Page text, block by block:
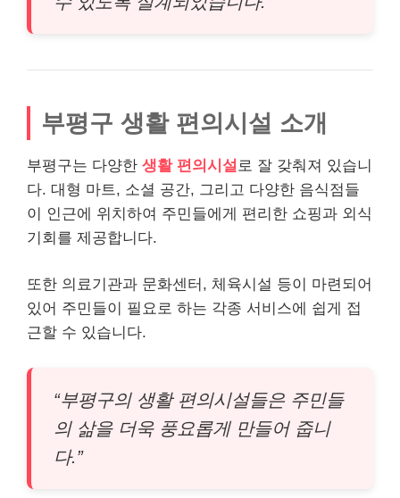
부평구 생활 편의시설 소개
부평구는 다양한 생활 편의시설 로 잘 갖춰져 있습니
다. 대형 마트, 소셜 공간, 그리고 다양한 음식점들
이 인근에 위치하여 주민들에게 편리한 쇼핑과 외식
기회를 제공합니다.
또한 의료기관과 문화센터, 체육시설 등이 마련되어
있어 주민들이 필요로 하는 각종 서비스에 쉽게 접
근할 수 있습니다.
“부평구의 생활 편의시설들은 주민들
의 삶을 더욱 풍요롭게 만들어 줍니
다.”